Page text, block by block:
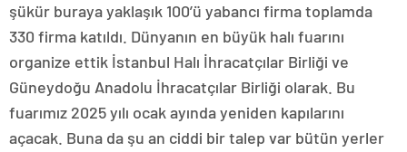
şükür buraya yaklaşık 100’ü yabancı firma toplamda
330 firma katıldı. Dünyanın en büyük halı fuarını
organize ettik İstanbul Halı İhracatçılar Birliği ve
Güneydoğu Anadolu İhracatçılar Birliği olarak. Bu
fuarımız 2025 yılı ocak ayında yeniden kapılarını
açacak. Buna da şu an ciddi bir talep var bütün yerler